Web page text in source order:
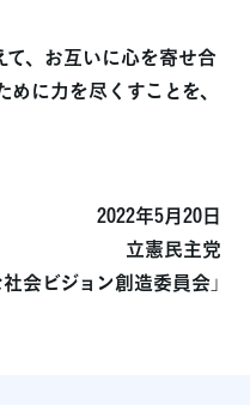
、お互いに心を寄せ合
に力を尽くすことを、
2022年5月20日
立憲民主党
会ビジョン創造委員会」